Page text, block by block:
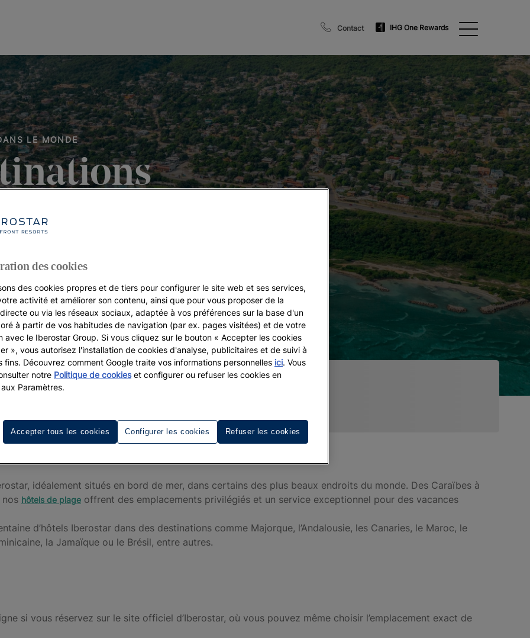
Contact IHG One Rewards
LE MONDE
meilleures destinations
idéalement situés en bord de mer, dans certains des plus beaux endroits du monde. Des Caraïbes à
nos hôtels de plage offrent des emplacements privilégiés et un service exceptionnel pour des vacances
d’hôtels Iberostar dans des destinations comme Majorque, l’Andalousie, les Canaries, le Maroc, le
la Jamaïque ou le Brésil, entre autres.
si vous réservez sur le site officiel d’Iberostar, où vous pouvez même choisir l’emplacement exact de
des cookies
des cookies propres et de tiers pour configurer le site web et ses services,
activité et améliorer son contenu, ainsi que pour vous proposer de la
ou via les réseaux sociaux, adaptée à vos préférences sur la base d'un
à partir de vos habitudes de navigation (par ex. pages visitées) et de votre
avec le Iberostar Group. Si vous cliquez sur le bouton « Accepter les cookies
», vous autorisez l'installation de cookies d'analyse, publicitaires et de suivi à
fins. Découvrez comment Google traite vos informations personnelles ici. Vous
notre Politique de cookieset configurer ou refuser les cookies en
Paramètres.
Configurer les cookies Refuser les cookies
Accepter tous les cookies